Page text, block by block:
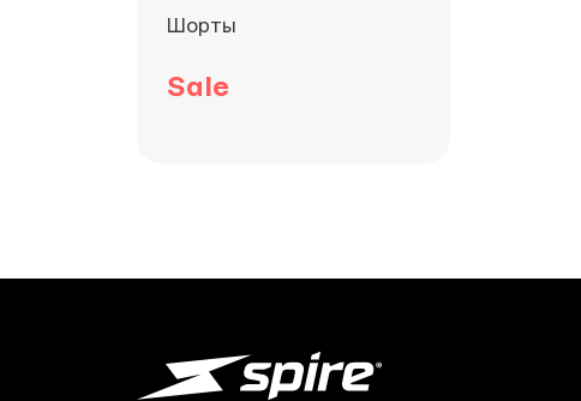
Шорты
Sale